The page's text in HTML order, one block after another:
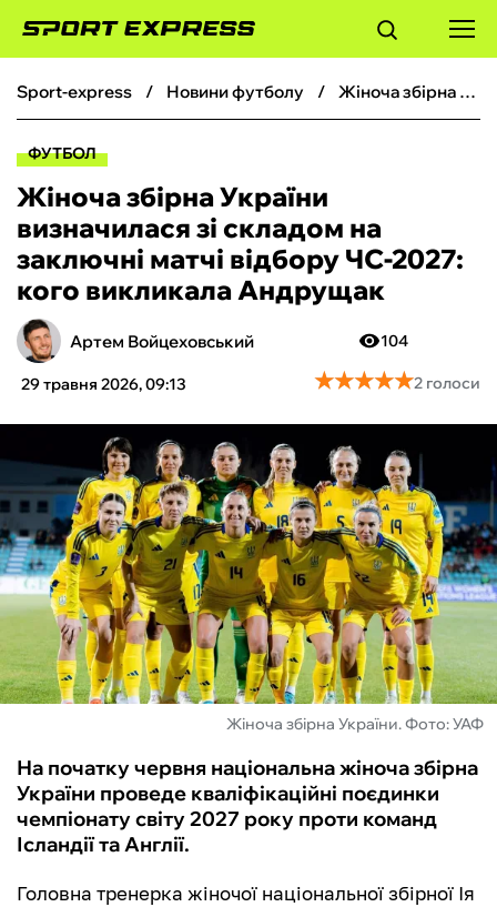
ФУТБОЛ
БОКС
ХОКЕЙ
ТЕНІС
КІБЕРСПОРТ
ЧС-2026
ФУТЗАЛ
ІНШІ
БУКМЕКЕРИ
sport-express новини футболу Жіноча збірна України визначилася зі складом на заключні матчі відбору ЧС-2027: кого викликала Андрущак
ФУТБОЛ
Жіноча збірна України
визначилася зі складом на
заключні матчі відбору ЧС-2027:
кого викликала Андрущак
Артем Войцеховський
29 травня 2026, 09:13
104
★★★★★
★★★★★2 голоси
Жіноча збірна України. Фото: УАФ
На початку червня національна жіноча збірна
України проведе кваліфікаційні поєдинки
чемпіонату світу 2027 року проти команд
Ісландії та Англії.
Головна тренерка жіночої національної збірної Ія